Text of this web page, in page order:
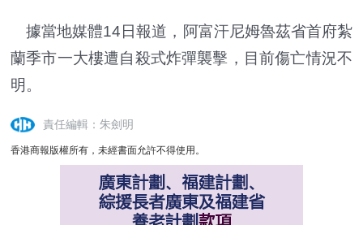
據當地媒體14日報道，阿富汗尼姆魯茲省首府紮
蘭季市一大樓遭自殺式炸彈襲擊，目前傷亡情況不
明。
責任編輯：朱劍明
香港商報版權所有，未經書面允許不得使用。